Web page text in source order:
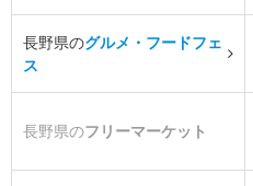
長野県のグルメ・フードフェ
ス
長野県のフリーマーケット